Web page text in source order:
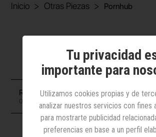
Inicio Otras Piezas Pornhub
Pornhub
Redacción
04 mayo 2020
Tu privacidad
importante para
Utilizamos cookies propias y de
analizar nuestros servicios con fines
para mostrarte publicidad
preferencias en base a un perfil